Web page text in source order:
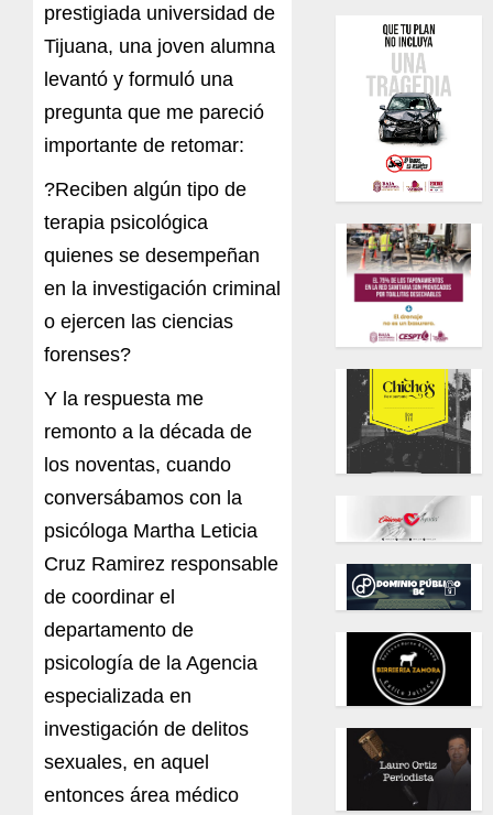
prestigiada universidad de
Tijuana, una joven alumna
levantó y formuló una
pregunta que me pareció
importante de retomar:
?Reciben algún tipo de
terapia psicológica
quienes se desempeñan
en la investigación criminal
o ejercen las ciencias
forenses?
Y la respuesta me
remonto a la década de
los noventas, cuando
conversábamos con la
psicóloga Martha Leticia
Cruz Ramirez responsable
de coordinar el
departamento de
psicología de la Agencia
especializada en
investigación de delitos
sexuales, en aquel
entonces área médico